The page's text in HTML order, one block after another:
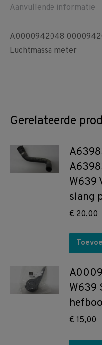
Aanvullende informatie
A0000942048
Luchtmassa meter
Gerelateerde
W639
slang
€ 20,00
W639
€ 15,00